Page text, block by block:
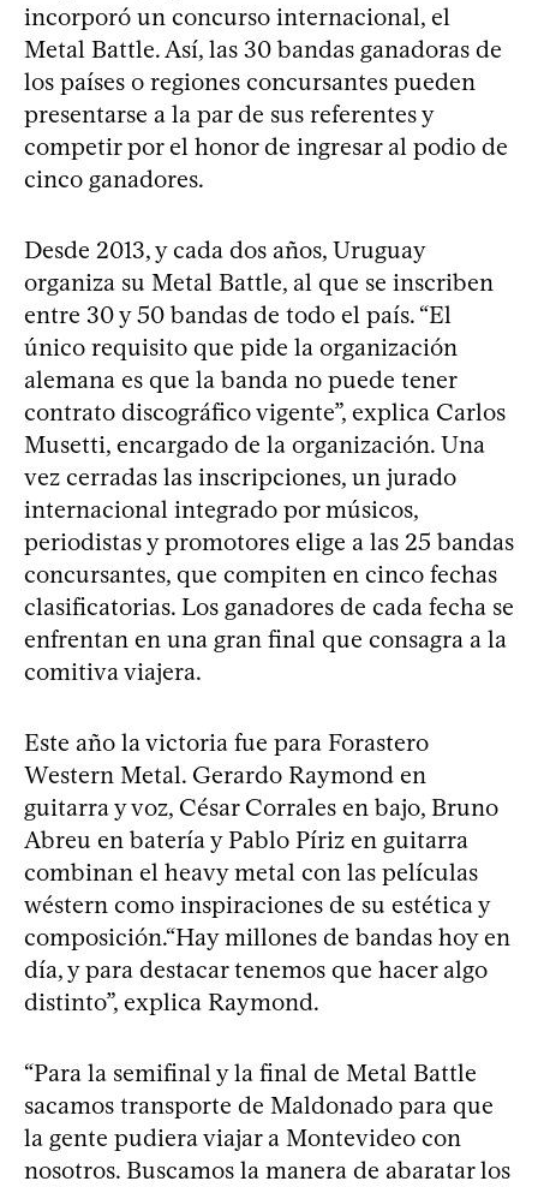
incorporó un concurso internacional, el
Metal Battle. Así, las 30 bandas ganadoras de
los países o regiones concursantes pueden
presentarse a la par de sus referentes y
competir por el honor de ingresar al podio de
cinco ganadores.
Desde 2013, y cada dos años, Uruguay
organiza su Metal Battle, al que se inscriben
entre 30 y 50 bandas de todo el país. “El
único requisito que pide la organización
alemana es que la banda no puede tener
contrato discográfico vigente”, explica Carlos
Musetti, encargado de la organización. Una
vez cerradas las inscripciones, un jurado
internacional integrado por músicos,
periodistas y promotores elige a las 25 bandas
concursantes, que compiten en cinco fechas
clasificatorias. Los ganadores de cada fecha se
enfrentan en una gran final que consagra a la
comitiva viajera.
Este año la victoria fue para Forastero
Western Metal. Gerardo Raymond en
guitarra y voz, César Corrales en bajo, Bruno
Abreu en batería y Pablo Píriz en guitarra
combinan el heavy metal con las películas
wéstern como inspiraciones de su estética y
composición.“Hay millones de bandas hoy en
día, y para destacar tenemos que hacer algo
distinto”, explica Raymond.
“Para la semifinal y la final de Metal Battle
sacamos transporte de Maldonado para que
la gente pudiera viajar a Montevideo con
nosotros. Buscamos la manera de abaratar los